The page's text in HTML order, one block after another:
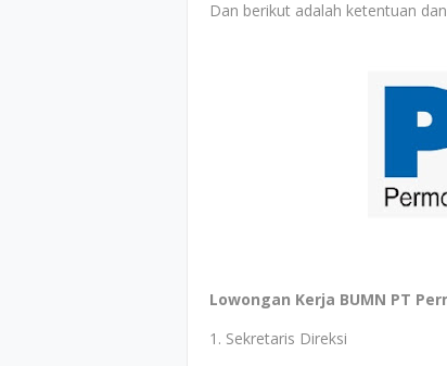
Dan berikut adalah ketentuan
Lowongan Kerja BUMN PT
1. Sekretaris Direksi